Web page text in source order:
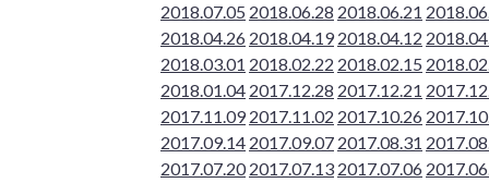
2018.07.05 2018.06.28 2018.06.21
2018.04.26 2018.04.19 2018.04.12
2018.03.01 2018.02.22 2018.02.15
2018.01.04 2017.12.28 2017.12.21
2017.11.09 2017.11.02 2017.10.26
2017.09.14 2017.09.07 2017.08.31
2017.07.20 2017.07.13 2017.07.06